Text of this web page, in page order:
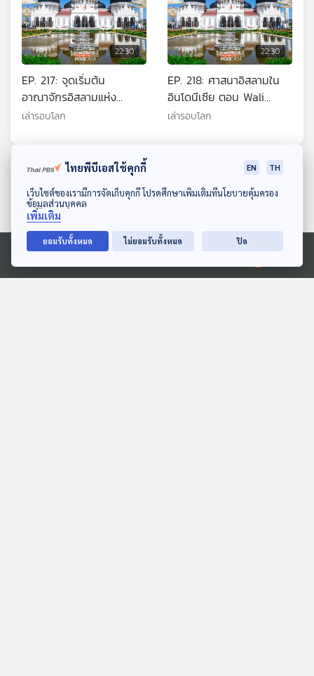
ดาวน์โหลด Thai PBS Podcast Application
Ⓒ 2020 องค์การกระจายเสียงและแพร่ภาพสาธารณะแห่งประเทศไทย
22:30
EP. 217: จุดเริ่มต้น
อาณาจักรอิสลามแห่ง
อินโดนีเซีย
เล่ารอบโลก
22:30
EP. 218: ศาสนาอิสลามใน
อินโดนีเซีย ตอน Wali
Songo ตำนานนักบุญทั้ง 9
เล่ารอบโลก
ตอนที่เกี่ยวข้องไทยพีบีเอสใช้คุกกี้ EN TH
เว็บไซต์ของเรามีการจัดเก็บคุกกี้ โปรดศึกษาเพิ่มเติมที่นโยบายคุ้มครอง
ข้อมูลส่วนบุคคล
เพิ่มเติม
ยอมรับทั้งหมด ไม่ยอมรับทั้งหมด ปิด